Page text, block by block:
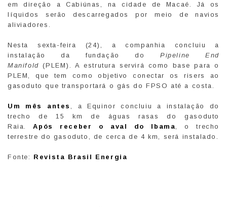
em direção a Cabiúnas, na cidade de Macaé. Já os
líquidos serão descarregados por meio de navios
aliviadores.
Nesta sexta-feira (24), a companhia concluiu a
instalação da fundação do Pipeline End
Manifold (PLEM). A estrutura servirá como base para o
PLEM, que tem como objetivo conectar os risers ao
gasoduto que transportará o gás do FPSO até a costa.
Um mês antes , a Equinor concluiu a instalação do
trecho de 15 km de águas rasas do gasoduto
Raia.Após receber o aval do Ibama, o trecho
terrestre do gasoduto, de cerca de 4 km, será instalado.
Fonte: Revista Brasil Energia